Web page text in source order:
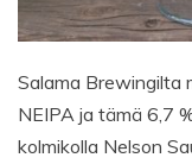
Salama Brewingilta
NEIPA ja tämä 6,7
kolmikolla Nelson